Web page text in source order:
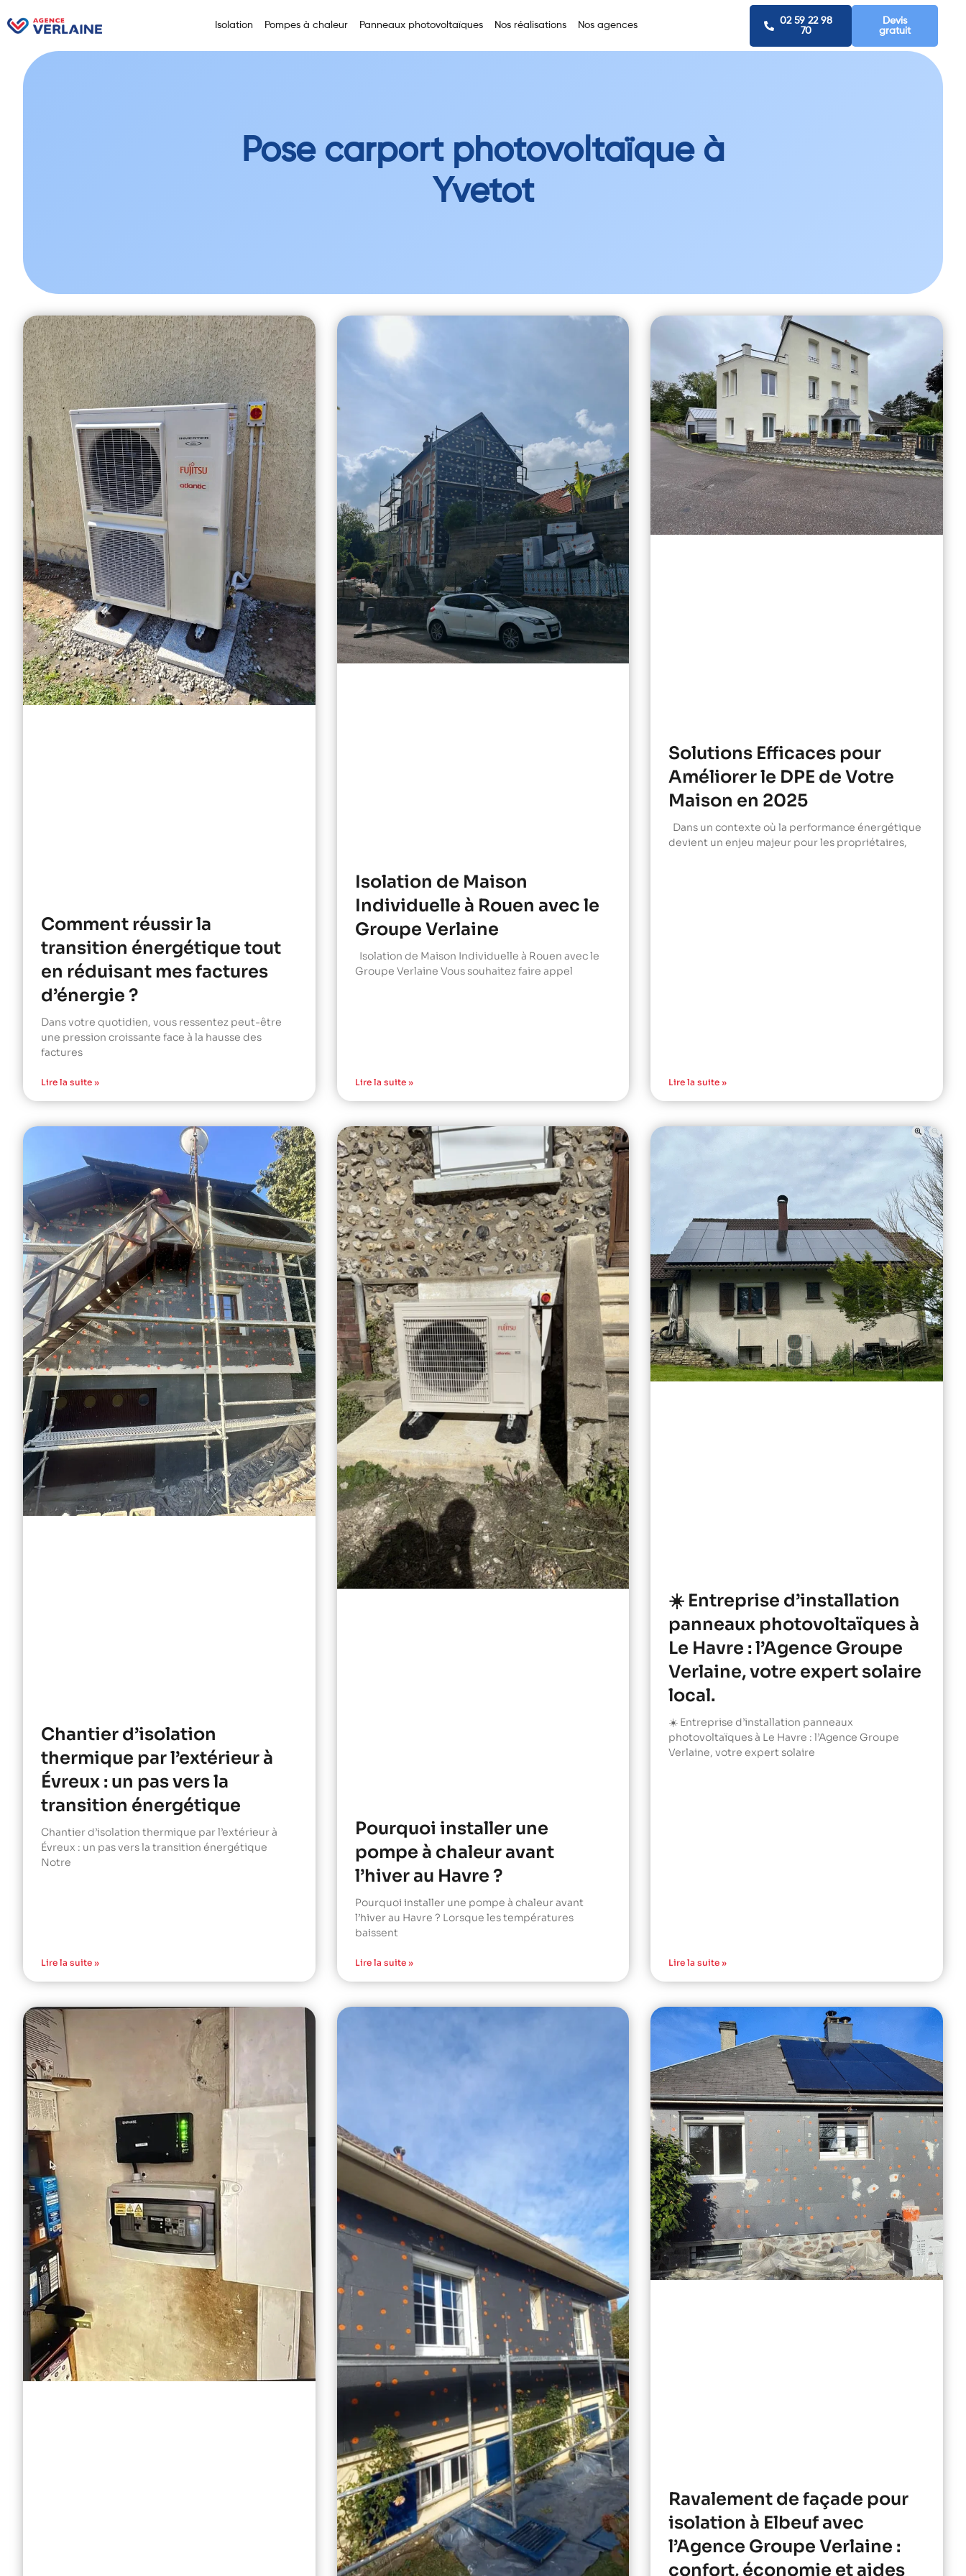
Isolation Pompes à chaleur Panneaux photovoltaïques Nos réalisations Nos agences
02 59 22 98
70
Devis
gratuit
Pose carport photovoltaïque à
Yvetot
Comment réussir la
transition énergétique tout
en réduisant mes factures
d’énergie ?
Dans votre quotidien, vous ressentez peut-être
une pression croissante face à la hausse des
factures
Lire la suite »
Isolation de Maison
Individuelle à Rouen avec le
Groupe Verlaine
Isolation de Maison Individuelle à Rouen avec le
Groupe Verlaine Vous souhaitez faire appel
Lire la suite »
Solutions Efficaces pour
Améliorer le DPE de Votre
Maison en 2025
Dans un contexte où la performance énergétique
devient un enjeu majeur pour les propriétaires,
Lire la suite »
Chantier d’isolation
thermique par l’extérieur à
Évreux : un pas vers la
transition énergétique
Chantier d’isolation thermique par l’extérieur à
Évreux : un pas vers la transition énergétique
Notre
Lire la suite »
Pourquoi installer une
pompe à chaleur avant
l’hiver au Havre ?
Pourquoi installer une pompe à chaleur avant
l’hiver au Havre ? Lorsque les températures
baissent
Lire la suite »
☀️ Entreprise d’installation
panneaux photovoltaïques à
Le Havre : l’Agence Groupe
Verlaine, votre expert solaire
local.
☀️ Entreprise d’installation panneaux
photovoltaïques à Le Havre : l’Agence Groupe
Verlaine, votre expert solaire
Lire la suite »
Ravalement de façade pour
isolation à Elbeuf avec
l’Agence Groupe Verlaine :
confort, économie et aides